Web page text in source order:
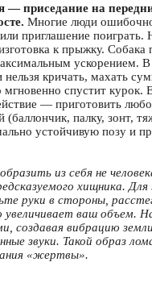
— приседание на
Многие люди
приглашение поиграть.
к прыжку.
ускорением.
нельзя кричать, махать
спустит курок.
— приготовить
(баллончик, палку, зонт,
устойчивую позу и
из себя не
хищника.
руки в стороны,
увеличивает ваш объем.
создавая вибрацию
звуки. Такой образ
«жертвы».